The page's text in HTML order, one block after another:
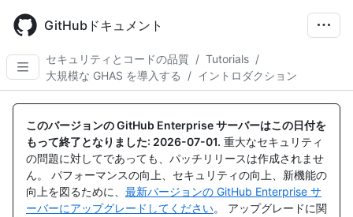
main
content
GitHubドキュメント
セキュリティとコードの品質 / Tutorials /
大規模な GHAS を導入する
/ イントロダクション
このバージョンの GitHub Enterprise サーバーはこの日付を
もって終了となりました: 2026-07-01. 重大なセキュリティ
の問題に対してであっても、パッチリリースは作成されませ
ん。 パフォーマンスの向上、セキュリティの向上、新機能の
向上を図るために、 最新バージョンの GitHub Enterprise サ
ーバーにアップグレードしてください。 アップグレードに関